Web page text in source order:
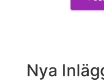
Nya